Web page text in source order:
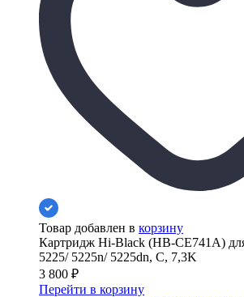
Товар добавлен в корзину
Картридж Hi-Black (HB-CE741A)
5225/ 5225n/ 5225dn, C, 7,3K
3 800 ₽
Перейти в корзину